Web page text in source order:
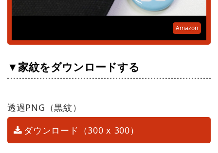
Amazon
▼家紋をダウンロードする
透過PNG（黒紋）
ダウンロード（300 x 300）